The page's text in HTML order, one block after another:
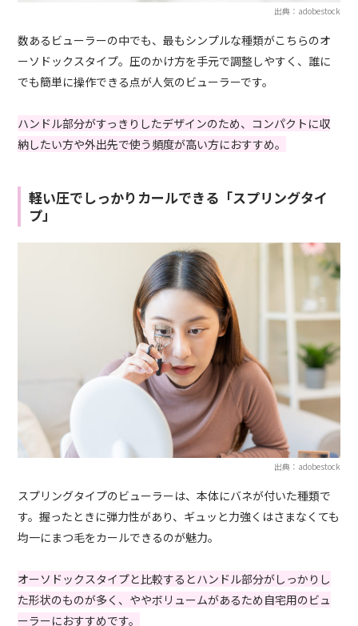
出典：adobestock
数あるビューラーの中でも、最もシンプルな種類がこちらのオ
ーソドックスタイプ。圧のかけ方を手元で調整しやすく、誰に
でも簡単に操作できる点が人気のビューラーです。
ハンドル部分がすっきりしたデザインのため、コンパクトに収
納したい方や外出先で使う頻度が高い方におすすめ。
軽い圧でしっかりカールできる「スプリングタイ
プ」
出典：adobestock
スプリングタイプのビューラーは、本体にバネが付いた種類で
す。握ったときに弾力性があり、ギュッと力強くはさまなくても
均一にまつ毛をカールできるのが魅力。
オーソドックスタイプと比較するとハンドル部分がしっかりし
た形状のものが多く、ややボリュームがあるため自宅用のビュ
ーラーにおすすめです。